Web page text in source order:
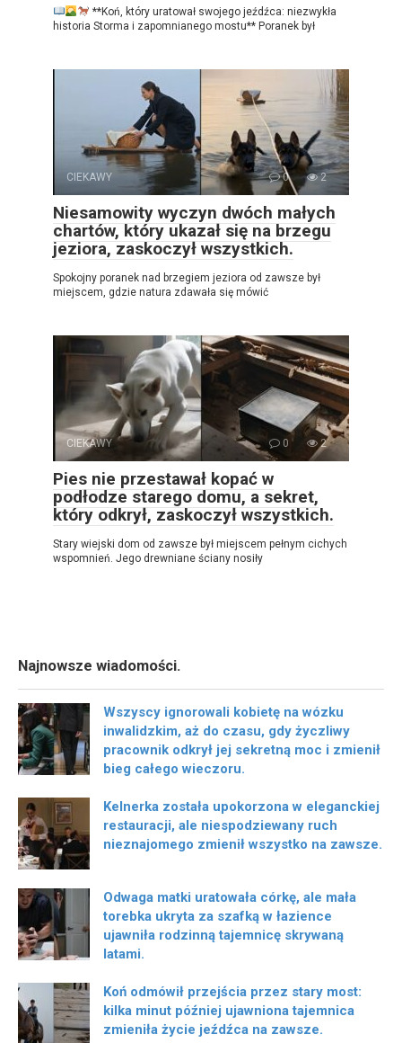
**Koń, który uratował swojego jeźdźca: niezwykła
historia Storma i zapomnianego mostu** Poranek był
CIEKAWY 0 2
Niesamowity wyczyn dwóch małych
chartów, który ukazał się na brzegu
jeziora, zaskoczył wszystkich.
Spokojny poranek nad brzegiem jeziora od zawsze był
miejscem, gdzie natura zdawała się mówić
CIEKAWY 0 2
Pies nie przestawał kopać w
podłodze starego domu, a sekret,
który odkrył, zaskoczył wszystkich.
Stary wiejski dom od zawsze był miejscem pełnym cichych
wspomnień. Jego drewniane ściany nosiły
Najnowsze wiadomości.
Wszyscy ignorowali kobietę na wózku
inwalidzkim, aż do czasu, gdy życzliwy
pracownik odkrył jej sekretną moc i zmienił
bieg całego wieczoru.
Kelnerka została upokorzona w eleganckiej
restauracji, ale niespodziewany ruch
nieznajomego zmienił wszystko na zawsze.
Odwaga matki uratowała córkę, ale mała
torebka ukryta za szafką w łazience
ujawniła rodzinną tajemnicę skrywaną
latami.
Koń odmówił przejścia przez stary most:
kilka minut później ujawniona tajemnica
zmieniła życie jeźdźca na zawsze.